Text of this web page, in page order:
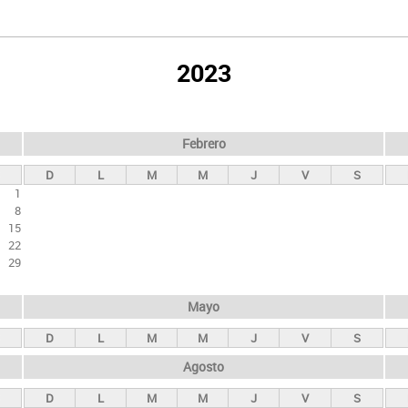
2023
1
8
15
22
29
Febrero
D L M M J V S
Mayo
D L M M J V S
Agosto
D L M M J V S